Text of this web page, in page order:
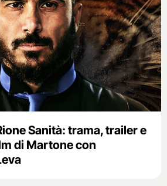
Sanità: trama, trailer e
di Martone con